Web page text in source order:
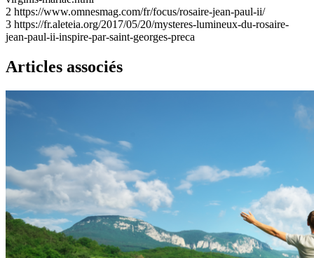
2 https://www.omnesmag.com/fr/focus/rosaire-jean-paul-ii/
3 https://fr.aleteia.org/2017/05/20/mysteres-lumineux-du-rosaire-
jean-paul-ii-inspire-par-saint-georges-preca
Articles associés